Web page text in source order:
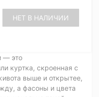
НЕТ В НАЛИЧИИ
— это
куртка, скроенная с
выше и открытее,
а фасоны и цвета